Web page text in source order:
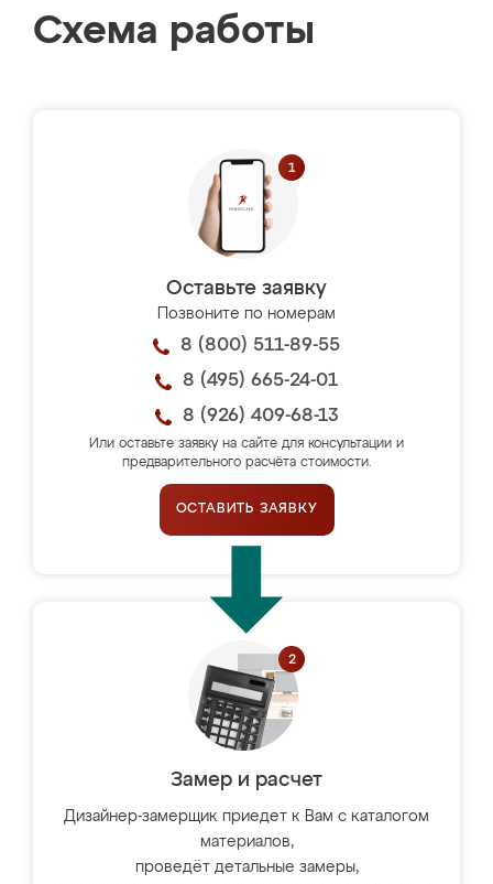
Схема работы
Оставьте заявку
Позвоните по номерам
8 (800) 511-89-55
8 (495) 665-24-01
8 (926) 409-68-13
Или оставьте заявку на сайте для консультации и
предварительного расчёта стоимости.
ОСТАВИТЬ ЗАЯВКУ
Замер и расчет
Дизайнер-замерщик приедет к Вам с каталогом
материалов,
проведёт детальные замеры,